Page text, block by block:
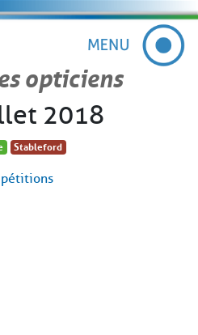
opticiens
2018
Stableford